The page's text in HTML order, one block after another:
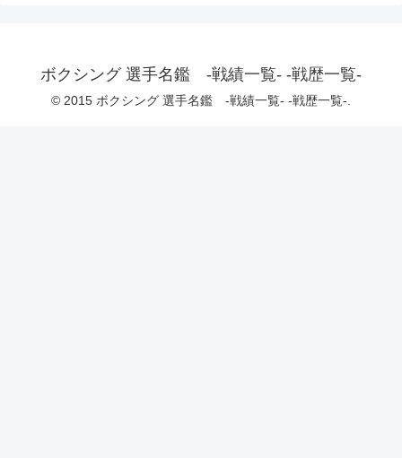
ボクシング 選手名鑑 -戦績一覧- -戦歴一覧-
© 2015 ボクシング 選手名鑑 -戦績一覧- -戦歴一覧-.